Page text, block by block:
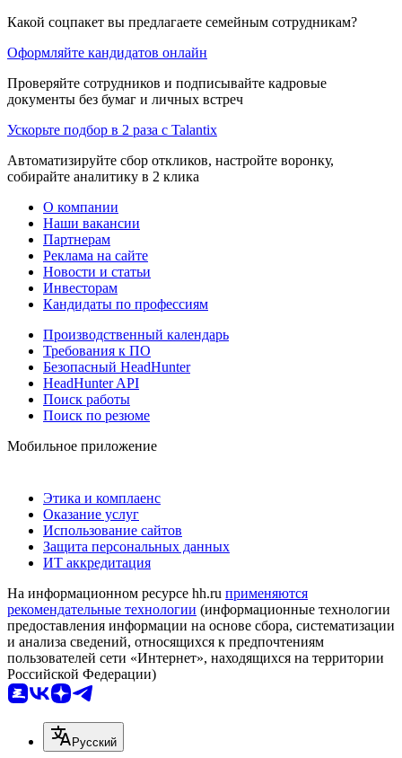
Какой соцпакет вы предлагаете семейным сотрудникам?
Оформляйте кандидатов онлайн
Проверяйте сотрудников и подписывайте кадровые
документы без бумаг и личных встреч
Ускорьте подбор в 2 раза с Talantix
Автоматизируйте сбор откликов, настройте воронку,
собирайте аналитику в 2 клика
О компании
Наши вакансии
Партнерам
Реклама на сайте
Новости и статьи
Инвесторам
Кандидаты по профессиям
Производственный календарь
Требования к ПО
Безопасный HeadHunter
HeadHunter API
Поиск работы
Поиск по резюме
Мобильное приложение
Этика и комплаенс
Оказание услуг
Использование сайтов
Защита персональных данных
ИТ аккредитация
На информационном ресурсе hh.ru применяются
рекомендательные технологии (информационные технологии
предоставления информации на основе сбора, систематизации
и анализа сведений, относящихся к предпочтениям
пользователей сети «Интернет», находящихся на территории
Российской Федерации)
Русский